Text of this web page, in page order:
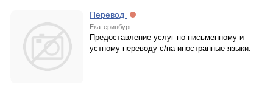
Перевод
Екатеринбург
Предоставление услуг по письменному и
устному переводу с/на иностранные языки.